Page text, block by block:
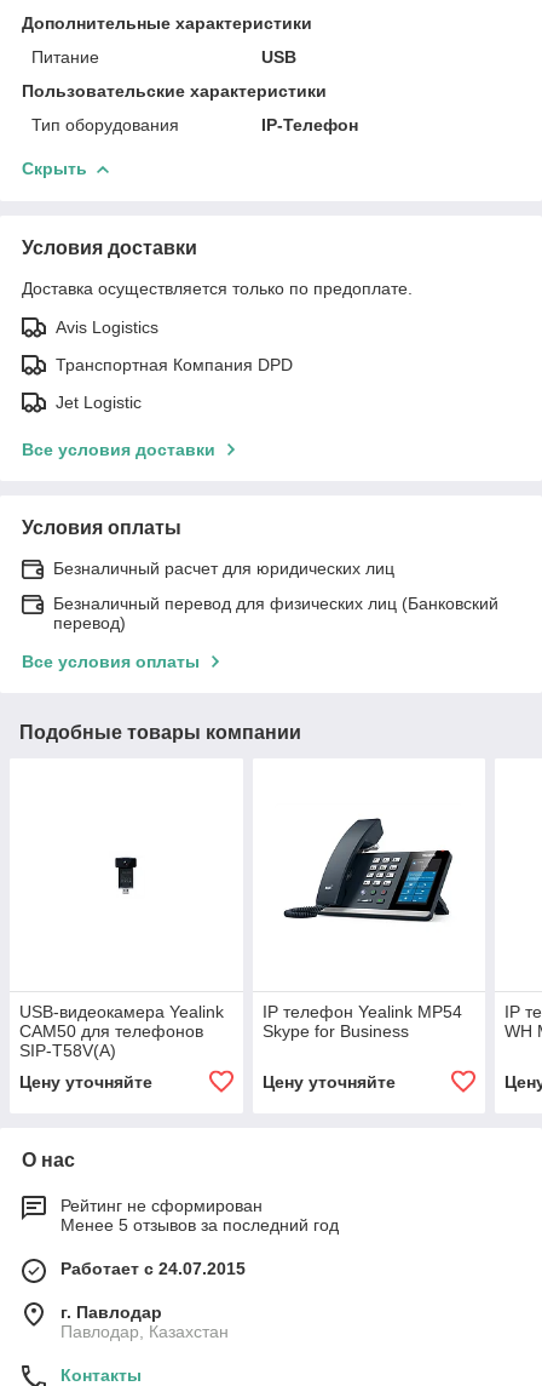
Дополнительные характеристики
Питание
USB
Пользовательские характеристики
Тип оборудования
IP-Телефон
Скрыть
Условия доставки
Доставка осуществляется только по предоплате.
Avis Logistics
Транспортная Компания DPD
Jet Logistic
Все условия доставки
Условия оплаты
Безналичный расчет для юридических лиц
Безналичный перевод для физических лиц (Банковский
перевод)
Все условия оплаты
Подобные товары компании
USB-видеокамера Yealink
CAM50 для телефонов
SIP-T58V(A)
Цену уточняйте
IP телефон Yealink MP54
Skype for Business
Цену уточняйте
IP
WH
О нас
Рейтинг не сформирован
Менее 5 отзывов за последний год
Работает с 24.07.2015
г. Павлодар
Павлодар, Казахстан
Контакты